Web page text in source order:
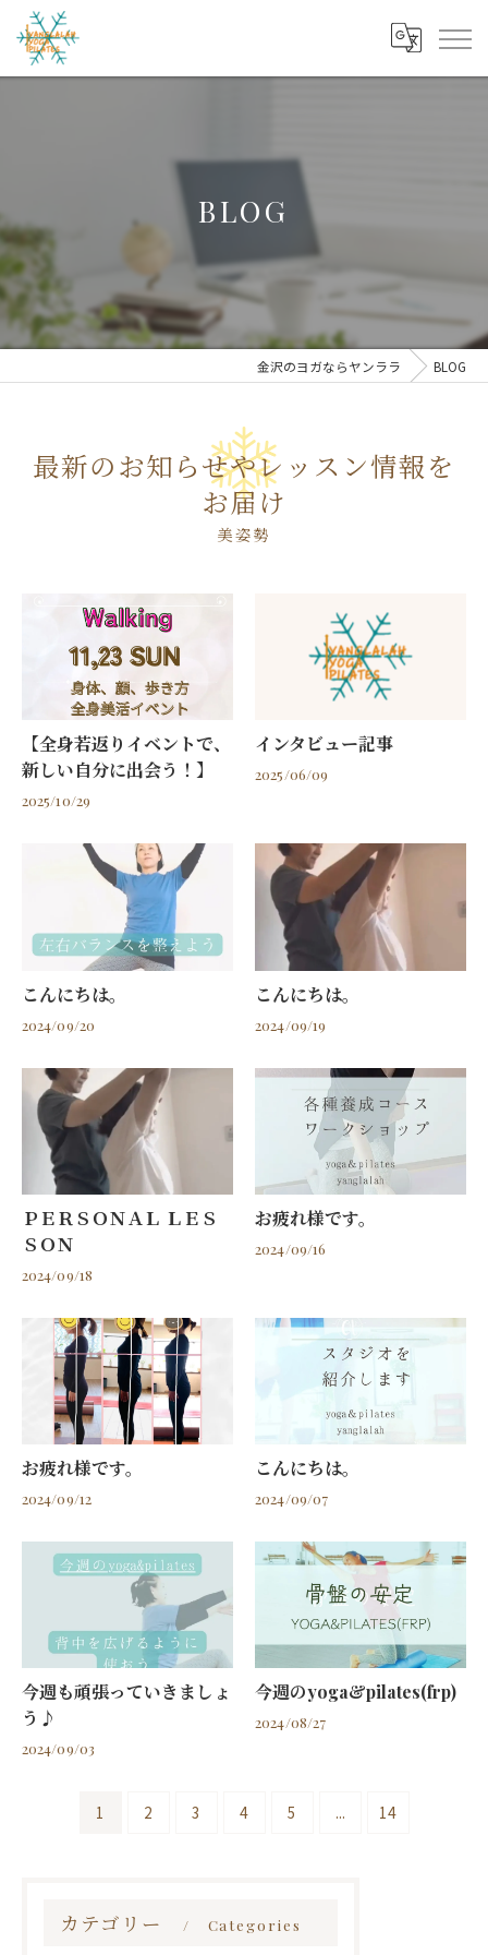
BLOG
金沢のヨガならヤンララ BLOG
最新のお知らせやレッスン情報を
お届け
美姿勢
【全身若返りイベントで、
新しい自分に出会う！】
2025/10/29
インタビュー記事
2025/06/09
こんにちは。
2024/09/20
こんにちは。
2024/09/19
ＰＥＲＳＯＮＡＬ ＬＥＳ
ＳＯＮ
2024/09/18
お疲れ様です。
2024/09/16
お疲れ様です。
2024/09/12
こんにちは。
2024/09/07
今週も頑張っていきましょ
う♪
2024/09/03
今週のyoga&pilates(frp)
2024/08/27
1 2 3 4 5 ... 14
カテゴリー Categories